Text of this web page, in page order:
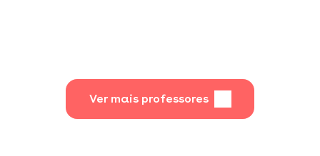
Ver mais professores